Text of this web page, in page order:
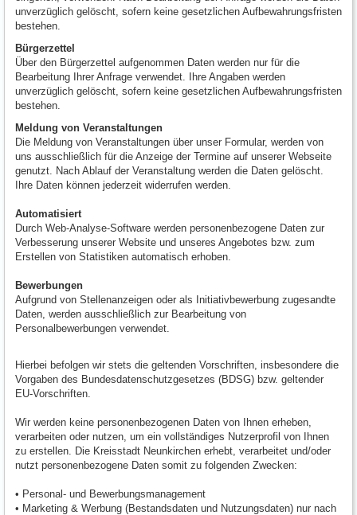
unverzüglich gelöscht, sofern keine gesetzlichen Aufbewahrungsfristen
bestehen.
Bürgerzettel
Über den Bürgerzettel aufgenommen Daten werden nur für die
Bearbeitung Ihrer Anfrage verwendet. Ihre Angaben werden
unverzüglich gelöscht, sofern keine gesetzlichen Aufbewahrungsfristen
bestehen.
Meldung von Veranstaltungen
Die Meldung von Veranstaltungen über unser Formular, werden von
uns ausschließlich für die Anzeige der Termine auf unserer Webseite
genutzt. Nach Ablauf der Veranstaltung werden die Daten gelöscht.
Ihre Daten können jederzeit widerrufen werden.
Automatisiert
Durch Web-Analyse-Software werden personenbezogene Daten zur
Verbesserung unserer Website und unseres Angebotes bzw. zum
Erstellen von Statistiken automatisch erhoben.
Bewerbungen
Aufgrund von Stellenanzeigen oder als Initiativbewerbung zugesandte
Daten, werden ausschließlich zur Bearbeitung von
Personalbewerbungen verwendet.
Hierbei befolgen wir stets die geltenden Vorschriften, insbesondere die
Vorgaben des Bundesdatenschutzgesetzes (BDSG) bzw. geltender
EU-Vorschriften.
Wir werden keine personenbezogenen Daten von Ihnen erheben,
verarbeiten oder nutzen, um ein vollständiges Nutzerprofil von Ihnen
zu erstellen. Die Kreisstadt Neunkirchen erhebt, verarbeitet und/oder
nutzt personenbezogene Daten somit zu folgenden Zwecken:
• Personal- und Bewerbungsmanagement
• Marketing & Werbung (Bestandsdaten und Nutzungsdaten) nur nach